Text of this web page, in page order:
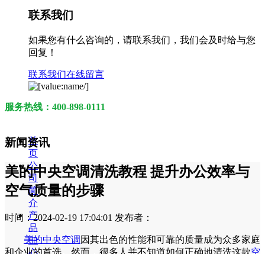
联系我们
如果您有什么咨询的，请联系我们，我们会及时给与您
回复！
联系我们在线留言
服务热线：400-898-0111
首
页
公
司
简
介
产
品
中
新闻资讯
美的中央空调清洗教程 提升办公效率与
空气质量的步骤
时间：2024-02-19 17:04:01 发布者：
美的中央空调 因其出色的性能和可靠的质量成为众多家庭